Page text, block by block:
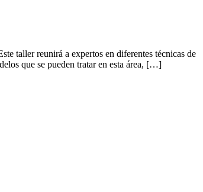
taller reunirá a expertos en diferentes técnicas de
que se pueden tratar en esta área, […]